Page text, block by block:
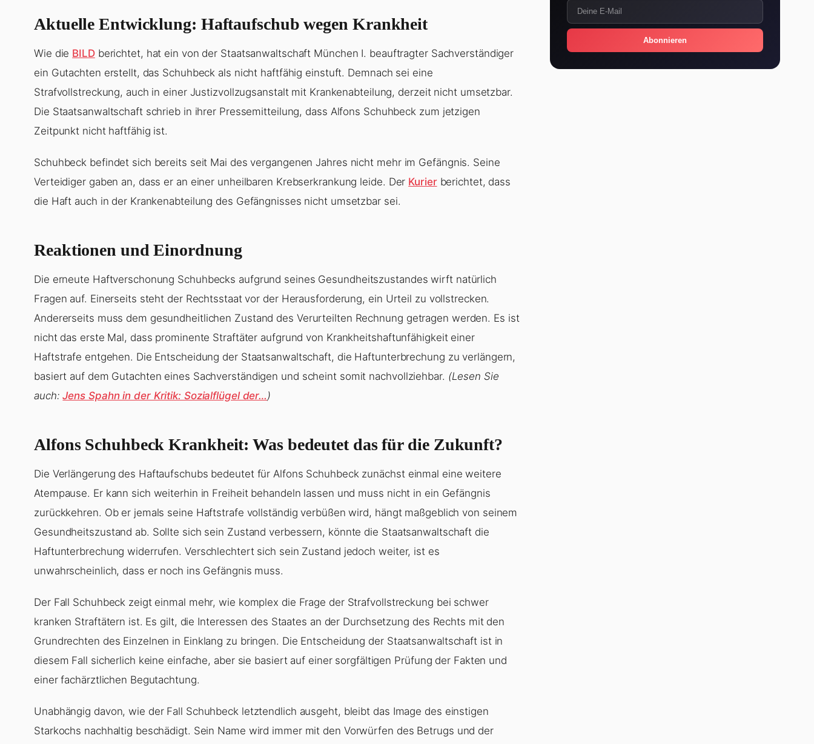
Aktuelle Entwicklung: Haftaufschub wegen Krankheit
Wie die BILDberichtet, hat ein von der Staatsanwaltschaft München I. beauftragter Sachverständiger
ein Gutachten erstellt, das Schuhbeck als nicht haftfähig einstuft. Demnach sei eine
Strafvollstreckung, auch in einer Justizvollzugsanstalt mit Krankenabteilung, derzeit nicht umsetzbar.
Die Staatsanwaltschaft schrieb in ihrer Pressemitteilung, dass Alfons Schuhbeck zum jetzigen
Zeitpunkt nicht haftfähig ist.
Schuhbeck befindet sich bereits seit Mai des vergangenen Jahres nicht mehr im Gefängnis. Seine
Verteidiger gaben an, dass er an einer unheilbaren Krebserkrankung leide. Der Kurierberichtet, dass
die Haft auch in der Krankenabteilung des Gefängnisses nicht umsetzbar sei.
Reaktionen und Einordnung
Die erneute Haftverschonung Schuhbecks aufgrund seines Gesundheitszustandes wirft natürlich
Fragen auf. Einerseits steht der Rechtsstaat vor der Herausforderung, ein Urteil zu vollstrecken.
Andererseits muss dem gesundheitlichen Zustand des Verurteilten Rechnung getragen werden. Es ist
nicht das erste Mal, dass prominente Straftäter aufgrund von Krankheitshaftunfähigkeit einer
Haftstrafe entgehen. Die Entscheidung der Staatsanwaltschaft, die Haftunterbrechung zu verlängern,
basiert auf dem Gutachten eines Sachverständigen und scheint somit nachvollziehbar. (Lesen Sie
auch:Jens Spahn in der Kritik: Sozialflügel der… )
Alfons Schuhbeck Krankheit: Was bedeutet das für die Zukunft?
Die Verlängerung des Haftaufschubs bedeutet für Alfons Schuhbeck zunächst einmal eine weitere
Atempause. Er kann sich weiterhin in Freiheit behandeln lassen und muss nicht in ein Gefängnis
zurückkehren. Ob er jemals seine Haftstrafe vollständig verbüßen wird, hängt maßgeblich von seinem
Gesundheitszustand ab. Sollte sich sein Zustand verbessern, könnte die Staatsanwaltschaft die
Haftunterbrechung widerrufen. Verschlechtert sich sein Zustand jedoch weiter, ist es
unwahrscheinlich, dass er noch ins Gefängnis muss.
Der Fall Schuhbeck zeigt einmal mehr, wie komplex die Frage der Strafvollstreckung bei schwer
kranken Straftätern ist. Es gilt, die Interessen des Staates an der Durchsetzung des Rechts mit den
Grundrechten des Einzelnen in Einklang zu bringen. Die Entscheidung der Staatsanwaltschaft ist in
diesem Fall sicherlich keine einfache, aber sie basiert auf einer sorgfältigen Prüfung der Fakten und
einer fachärztlichen Begutachtung.
Unabhängig davon, wie der Fall Schuhbeck letztendlich ausgeht, bleibt das Image des einstigen
Starkochs nachhaltig beschädigt. Sein Name wird immer mit den Vorwürfen des Betrugs und der
Abonnieren